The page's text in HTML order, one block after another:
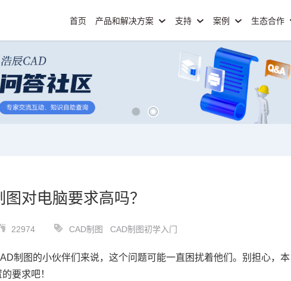
首页 产品和解决方案 支持 案例 生态合作
图对电脑要求高吗？
22974 CAD制图 CAD制图初学入门
制图 的小伙伴们来说，这个问题可能一直困扰着他们。别担心，本
要求吧！